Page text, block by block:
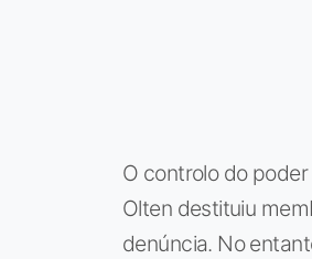
O controlo do
Olten destituiu
denúncia. No